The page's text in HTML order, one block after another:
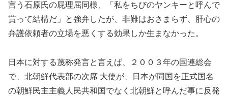
言う石原氏の屁理屈同様、「私をちびのヤンキーと呼んで
貰って結構だ」と強弁したが、非難はおさまらず、肝心の
弁護依頼者の立場を悪くする効果しか生まなかった。
日本に対する蔑称発言と言えば、２００３年の国連総会
で、北朝鮮代表部の次席 大使が、日本が同国を正式国名
の朝鮮民主主義人民共和国でなく北朝鮮と呼んだ事に反発